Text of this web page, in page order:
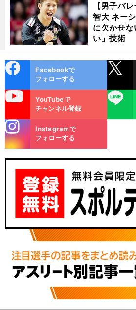
【男子バ
智大 ネー
に欠かせ
い」技術
ok
Facebookで
フォローする
YouTubeで
チャンネル登録
LINE
m
Instagramで
フォローする